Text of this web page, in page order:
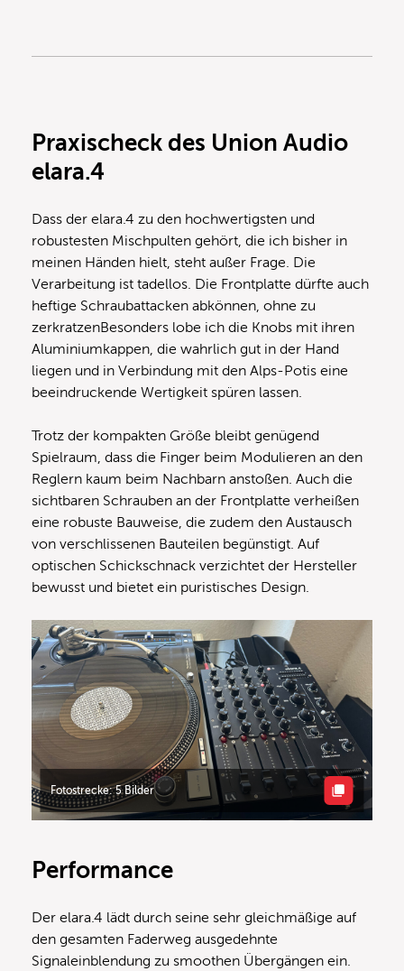
Praxischeck des Union Audio
elara.4
Dass der elara.4 zu den hochwertigsten und
robustesten Mischpulten gehört, die ich bisher in
meinen Händen hielt, steht außer Frage. Die
Verarbeitung ist tadellos. Die Frontplatte dürfte auch
heftige Schraubattacken abkönnen, ohne zu
zerkratzenBesonders lobe ich die Knobs mit ihren
Aluminiumkappen, die wahrlich gut in der Hand
liegen und in Verbindung mit den Alps-Potis eine
beeindruckende Wertigkeit spüren lassen.
Trotz der kompakten Größe bleibt genügend
Spielraum, dass die Finger beim Modulieren an den
Reglern kaum beim Nachbarn anstoßen. Auch die
sichtbaren Schrauben an der Frontplatte verheißen
eine robuste Bauweise, die zudem den Austausch
von verschlissenen Bauteilen begünstigt. Auf
optischen Schickschnack verzichtet der Hersteller
bewusst und bietet ein puristisches Design.
Fotostrecke: 5 Bilder
Performance
Der elara.4 lädt durch seine sehr gleichmäßige auf
den gesamten Faderweg ausgedehnte
Signaleinblendung zu smoothen Übergängen ein.